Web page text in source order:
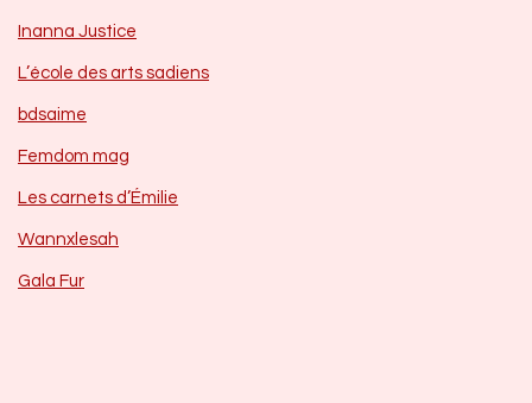
Inanna Justice
L’école des arts sadiens
bdsaime
Femdom mag
Les carnets d’Émilie
Wannxlesah
Gala Fur